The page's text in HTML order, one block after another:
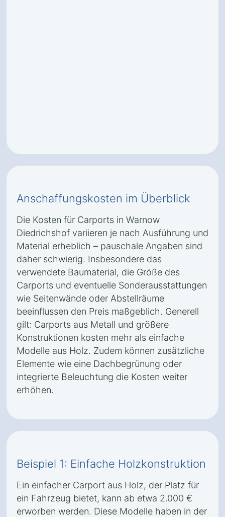
Anschaffungskosten im Überblick
Die Kosten für Carports in Warnow
Diedrichshof variieren je nach Ausführung und
Material erheblich – pauschale Angaben sind
daher schwierig. Insbesondere das
verwendete Baumaterial, die Größe des
Carports und eventuelle Sonderausstattungen
wie Seitenwände oder Abstellräume
beeinflussen den Preis maßgeblich. Generell
gilt: Carports aus Metall und größere
Konstruktionen kosten mehr als einfache
Modelle aus Holz. Zudem können zusätzliche
Elemente wie eine Dachbegrünung oder
integrierte Beleuchtung die Kosten weiter
erhöhen.
Beispiel 1: Einfache Holzkonstruktion
Ein einfacher Carport aus Holz, der Platz für
ein Fahrzeug bietet, kann ab etwa 2.000 €
erworben werden. Diese Modelle haben in der